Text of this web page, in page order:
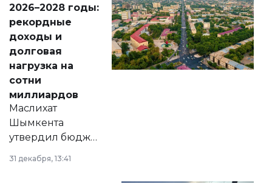
2026–2028 годы:
рекордные
доходы и
долговая
нагрузка на
сотни
миллиардов
Маслихат
Шымкента
утвердил бюджет
города на 2026–
2028 годы.
31 декабря, 13:41